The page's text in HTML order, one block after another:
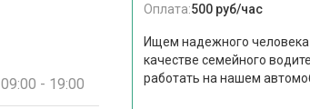
09:00 - 19:00
Оплата:500 руб/час
Ищем надежного
качестве семейного
работать на нашем